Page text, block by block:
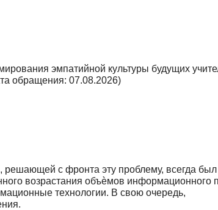
эмпатийной культуры будущих
обращения: 07.08.2026)
с фронта эту проблему, всегда был
возрастания объѐмов информационного
технологии. В свою очередь,